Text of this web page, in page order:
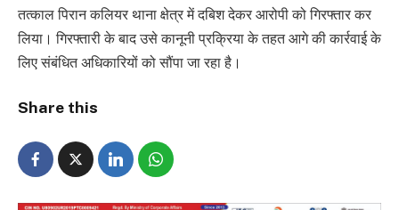
तत्काल पिरान कलियर थाना क्षेत्र में दबिश देकर आरोपी को गिरफ्तार कर
लिया। गिरफ्तारी के बाद उसे कानूनी प्रक्रिया के तहत आगे की कार्रवाई के
लिए संबंधित अधिकारियों को सौंपा जा रहा है।
Share this